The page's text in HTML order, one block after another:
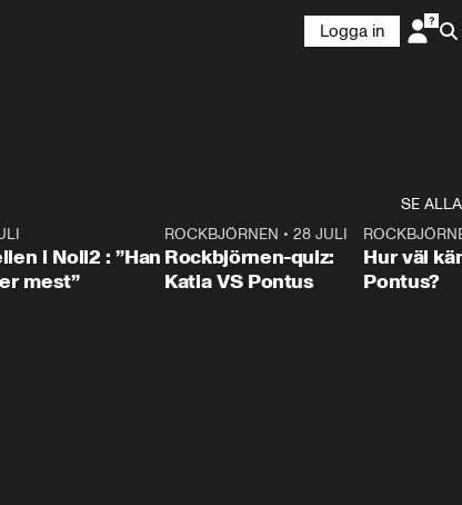
Logga in
SE ALLA
i Noll2 : ”Han
mest”
0:15
ROCKBJÖRNEN •28 JULI
Rockbjörnen-quiz:
Katia VS Pontus
Hur väl
Pontus?